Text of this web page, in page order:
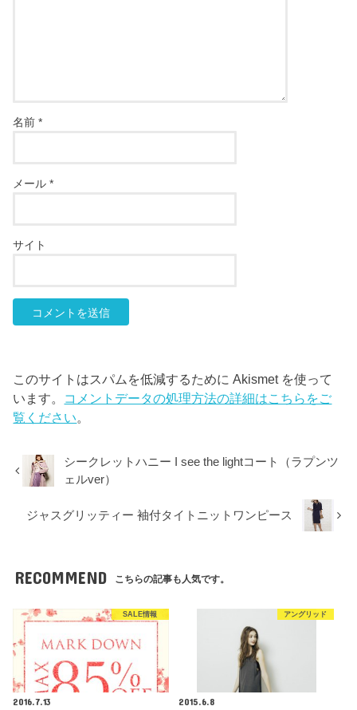
名前*
メール*
サイト
このサイトはスパムを低減するために Akismet を使って
います。 コメントデータの処理方法の詳細はこちらをご
覧ください。
シークレットハニー I see the lightコート（ラプンツ
ェルver）
ジャスグリッティー 袖付タイトニットワンピース
RECOMMEND こちらの記事も人気です。
SALE情報
2016.7.13
アングリッド
2015.6.8